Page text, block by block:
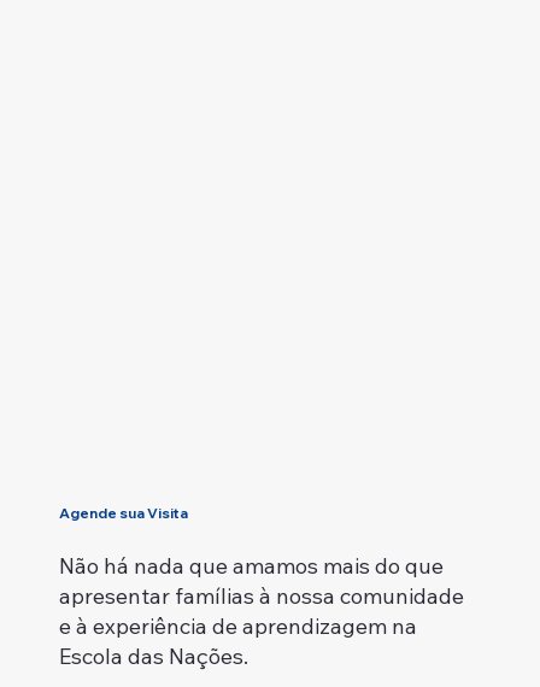
Agende sua Visita
Não há nada que amamos mais do que
apresentar famílias à nossa comunidade
e à experiência de aprendizagem na
Escola das Nações.